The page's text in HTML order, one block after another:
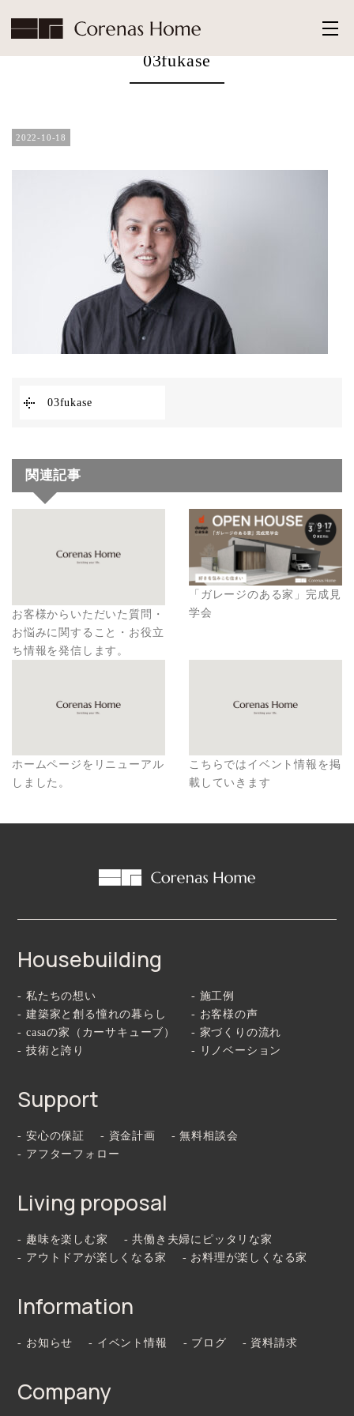
03fukase
2022-10-18
03fukase
関連記事
お客様からいただいた質問・
お悩みに関すること・お役立
ち情報を発信します。
「ガレージのある家」完成見
学会
ホームページをリニューアル
しました。
こちらではイベント情報を掲
載していきます
Housebuilding
- 私たちの想い
- 建築家と創る憧れの暮らし
- casaの家（カーサキューブ）
- 技術と誇り
- 施工例
- お客様の声
- 家づくりの流れ
- リノベーション
Support
- 安心の保証 - 資金計画
- 無料相談会
- アフターフォロー
Living proposal
- 趣味を楽しむ家
- 共働き夫婦にピッタリな家
- アウトドアが楽しくなる家
- お料理が楽しくなる家
Information
- お知らせ - イベント情報 - ブログ - 資料請求
Company